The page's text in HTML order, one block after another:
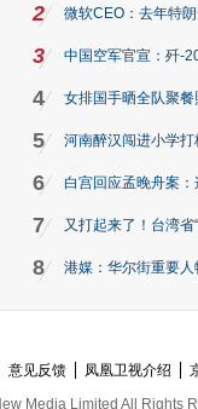
2 微软CEO：去年特
3 中国空军官宣：歼-
4 女排国手晒全队聚
5 河南醉汉闯进小学
6 白宫回应孟晚舟案：
7 又打起来了！台湾
8 港媒：华尔街重要人
意见反馈 凤凰卫视介绍
Media Limited All Rights